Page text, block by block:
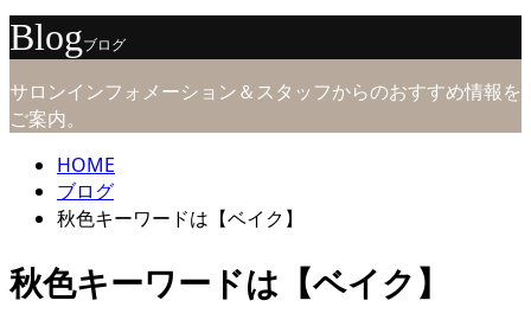
Blogブログ
サロンインフォメーション＆スタッフからのおすすめ情報を
ご案内。
HOME
ブログ
秋色キーワードは【ベイク】
秋色キーワードは【ベイク】